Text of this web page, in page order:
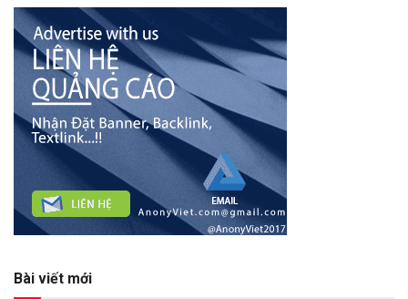
Bài viết mới